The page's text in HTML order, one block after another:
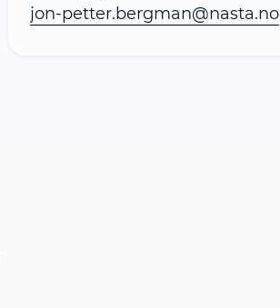
jon-petter.bergman@nasta.no